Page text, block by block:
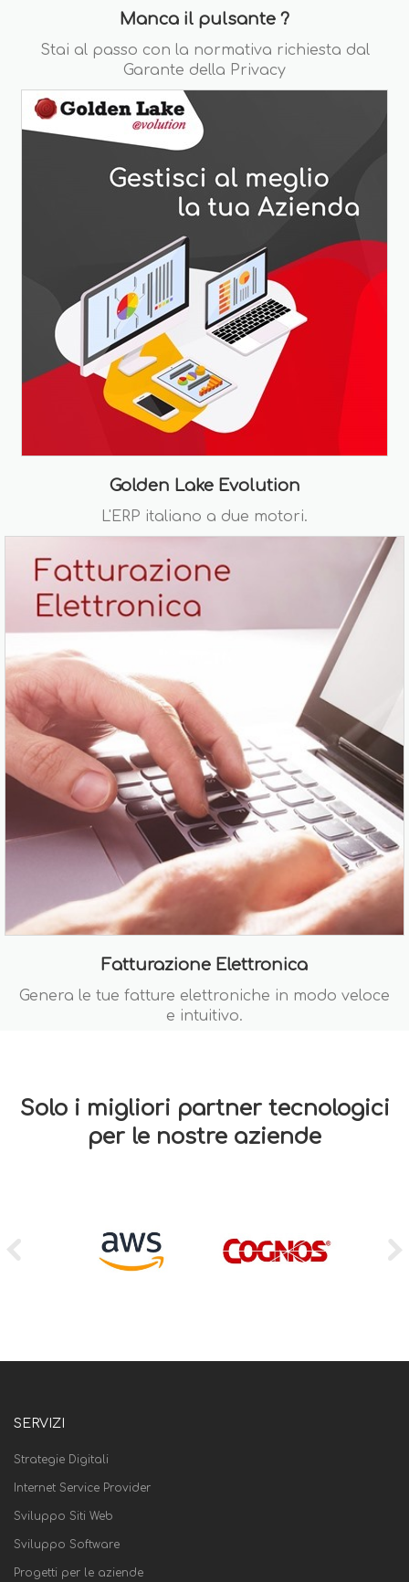
Manca il pulsante ?
Stai al passo con la normativa richiesta dal
Garante della Privacy
Golden Lake Evolution
L'ERP italiano a due motori.
Fatturazione Elettronica
Genera le tue fatture elettroniche in modo veloce
e intuitivo.
Solo i migliori partner tecnologici
per le nostre aziende
SERVIZI
Strategie Digitali
Internet Service Provider
Sviluppo Siti Web
Sviluppo Software
Progetti per le aziende